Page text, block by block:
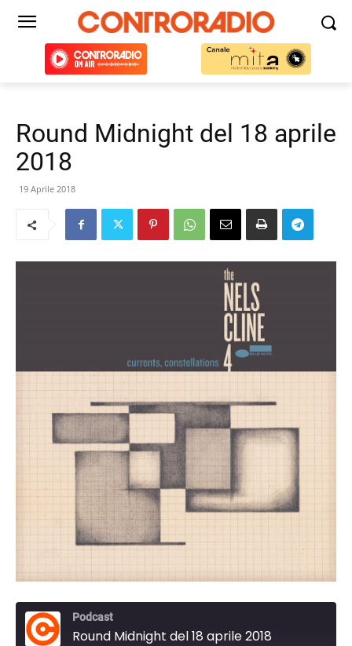
Round Midnight del 18 aprile
2018
19 Aprile 2018
Podcast
Round Midnight del 18 aprile 2018